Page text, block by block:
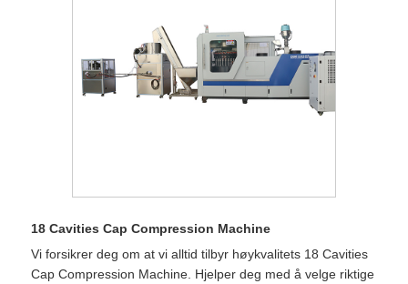
18 Cavities Cap Compression Machine
Vi forsikrer deg om at vi alltid tilbyr høykvalitets 18 Cavities
Cap Compression Machine. Hjelper deg med å velge riktige